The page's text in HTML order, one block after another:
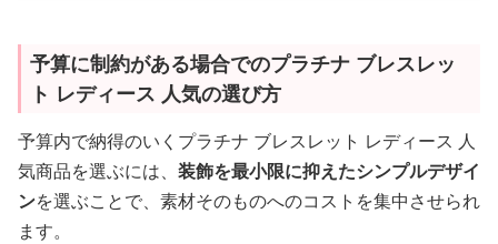
予算に制約がある場合でのプラチナ ブレスレッ
ト レディース 人気の選び方
予算内で納得のいくプラチナ ブレスレット レディース 人
気商品を選ぶには、 装飾を最小限に抑えたシンプルデザイ
ンを選ぶことで、素材そのものへのコストを集中させられ
ます。